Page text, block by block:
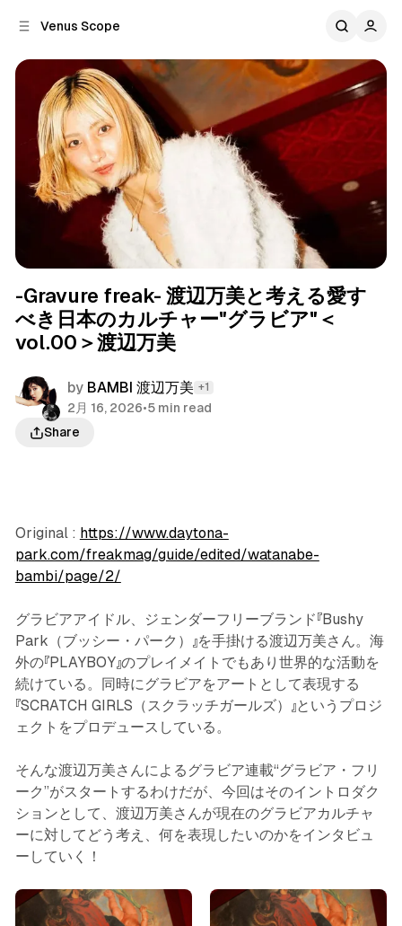
Venus Scope
Gravure Freak
-Gravure freak- 渡辺万美と考える愛す
べき日本のカルチャー"グラビア"＜
vol.00＞渡辺万美
by BAMBI 渡辺万美 +1
2月 16, 2026•5 min read
Share
Original : https://www.daytona-
park.com/freakmag/guide/edited/watanabe-
bambi/page/2/
グラビアアイドル、ジェンダーフリーブランド『Bushy
Park（ブッシー・パーク）』を手掛ける渡辺万美さん。海
外の『PLAYBOY』のプレイメイトでもあり世界的な活動を
続けている。同時にグラビアをアートとして表現する
『SCRATCH GIRLS（スクラッチガールズ）』というプロジ
ェクトをプロデュースしている。
そんな渡辺万美さんによるグラビア連載“グラビア・フリ
ーク”がスタートするわけだが、今回はそのイントロダク
ションとして、渡辺万美さんが現在のグラビアカルチャ
ーに対してどう考え、何を表現したいのかをインタビュ
ーしていく！